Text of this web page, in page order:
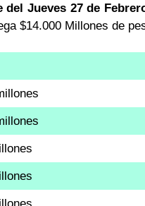
del Jueves 27 de
$14.000 Millones de